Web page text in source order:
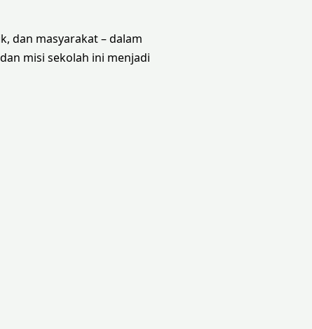
dan masyarakat – dalam
misi sekolah ini menjadi